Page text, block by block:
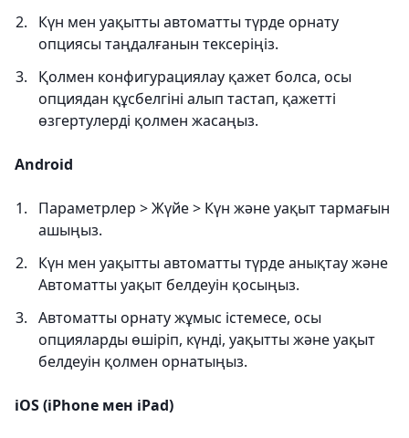
Күн мен уақытты автоматты түрде орнату
опциясы таңдалғанын тексеріңіз.
Қолмен конфигурациялау қажет болса, осы
опциядан құсбелгіні алып тастап, қажетті
өзгертулерді қолмен жасаңыз.
Android
Параметрлер > Жүйе > Күн және уақыт тармағын
ашыңыз.
Күн мен уақытты автоматты түрде анықтау және
Автоматты уақыт белдеуін қосыңыз.
Автоматты орнату жұмыс істемесе, осы
опцияларды өшіріп, күнді, уақытты және уақыт
белдеуін қолмен орнатыңыз.
iOS (iPhone мен iPad)